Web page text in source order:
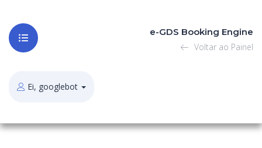
e-GDS Booking Engine
Voltar ao Painel
Ei, googlebot